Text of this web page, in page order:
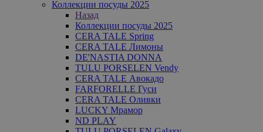
Коллекции посуды 2025
Назад
Коллекции посуды 2025
CERA TALE Spring
CERA TALE Лимоны
DE'NASTIA DONNA
TULU PORSELEN Vendy
CERA TALE Авокадо
FARFORELLE Гуси
CERA TALE Оливки
LUCKY Мрамор
ND PLAY